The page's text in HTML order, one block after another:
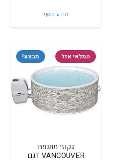
היה:
₪9,449.
₪6,799.
מידע נוסף
מבצע! המלאי אזל
גקוזי מתנפח
VANCOUVER דגם